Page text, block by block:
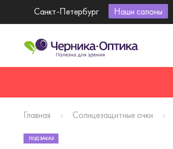
Санкт-Петербург Наши салоны
Главная Солнцезащитные очки
ПОД ЗАКАЗ